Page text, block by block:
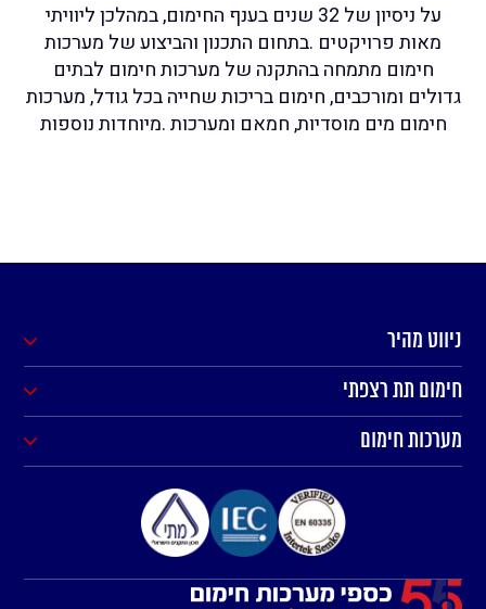
על ניסיון של 32 שנים בענף החימום, במהלכן ליוויתי
מאות פרויקטים .בתחום התכנון והביצוע של מערכות
חימום מתמחה בהתקנה של מערכות חימום לבתים
גדולים ומורכבים, חימום בריכות שחייה בכל גודל, מערכות
חימום מים מוסדיות, חמאם ומערכות .מיוחדות נוספות
ניווט מהיר
חימום תת רצפתי
מערכות חימום